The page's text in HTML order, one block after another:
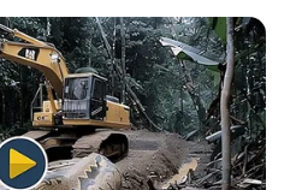
du pronostic
sont sur la toute
100 % gratuitLogic-